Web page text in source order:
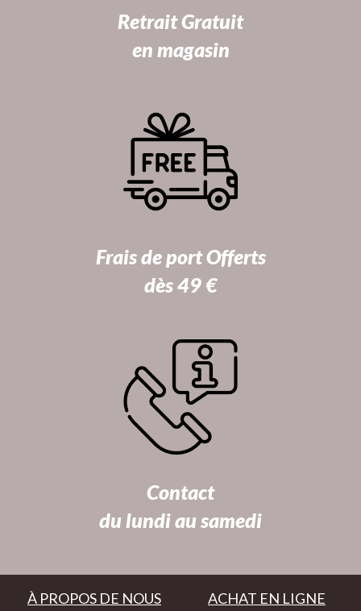
Retrait Gratuit
en magasin
Frais de port Offerts
dès 49 €
Contact
du lundi au samedi
À PROPOS DE NOUS ACHAT EN LIGNE